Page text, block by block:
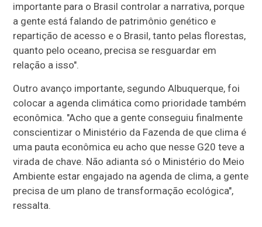
importante para o Brasil controlar a narrativa, porque
a gente está falando de patrimônio genético e
repartição de acesso e o Brasil, tanto pelas florestas,
quanto pelo oceano, precisa se resguardar em
relação a isso".
Outro avanço importante, segundo Albuquerque, foi
colocar a agenda climática como prioridade também
econômica. "Acho que a gente conseguiu finalmente
conscientizar o Ministério da Fazenda de que clima é
uma pauta econômica eu acho que nesse G20 teve a
virada de chave. Não adianta só o Ministério do Meio
Ambiente estar engajado na agenda de clima, a gente
precisa de um plano de transformação ecológica",
ressalta.